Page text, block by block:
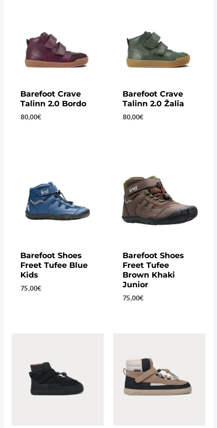
Barefoot Crave
Talinn 2.0 Bordo
80,00€
Barefoot Crave
Talinn 2.0 Žalia
80,00€
Barefoot Shoes
Freet Tufee Blue
Kids
75,00€
Barefoot Shoes
Freet Tufee
Brown Khaki
Junior
75,00€